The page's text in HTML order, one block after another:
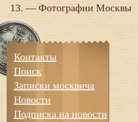
13. —Фотографии Москвы
Контакты
Поиск
Записки москвича
Новости
Подписка на новости